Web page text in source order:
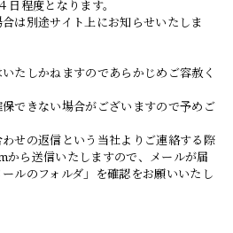
程度となります。
は別途サイト上にお知らせいたしま
たしかねますのであらかじめご容赦く
できない場合がございますので予めご
せの返信という当社よりご連絡する際
から送信いたしますので、メールが届
ルのフォルダ」を確認をお願いいたし